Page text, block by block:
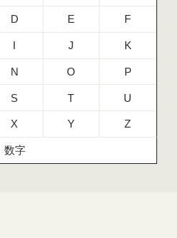
D E F
I J K
N O P
S T U
X Y Z
数字